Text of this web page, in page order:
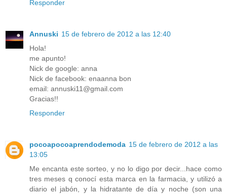
Responder
Annuski 15 de febrero de 2012 a las 12:40
Hola!
me apunto!
Nick de google: anna
Nick de facebook: enaanna bon
email: annuski11@gmail.com
Gracias!!
Responder
pocoapocoaprendodemoda 15 de febrero de 2012 a las
13:05
Me encanta este sorteo, y no lo digo por decir...hace como
tres meses q conocí esta marca en la farmacia, y utilizó a
diario el jabón, y la hidratante de día y noche (son una